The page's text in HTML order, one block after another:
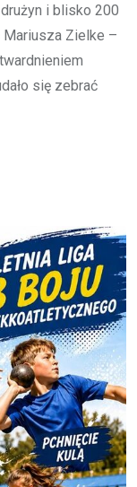
i blisko 200
Zielke –
się zebrać